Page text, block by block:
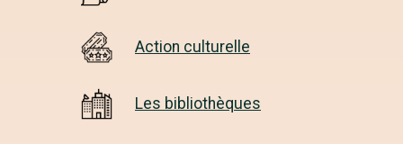
Action culturelle
Les bibliothèques